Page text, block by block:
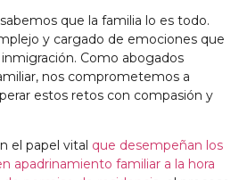
que la familia lo es todo.
y cargado de emociones que
Como abogados
nos comprometemos a
estos retos con compasión y
el papel vital que desempeñan los
apadrinamiento familiar a la hora